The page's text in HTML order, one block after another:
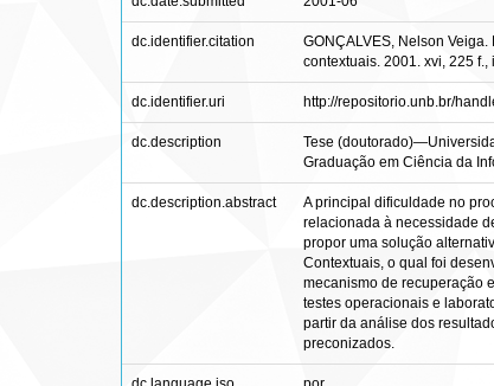
dc.identifier.citation
GONÇALVES, Nelson
contextuais. 2001. xvi, 225
dc.identifier.uri http://repositorio.unb.br/
dc.description
Tese
Graduação em Ciência da
dc.description.abstract
A principal dificuldade no
relacionada à necessidade
propor uma solução
Contextuais, o qual foi
mecanismo de recuperação
testes operacionais e
partir da análise dos
preconizados.